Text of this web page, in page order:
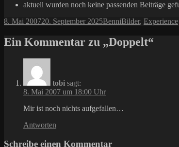
aktuell wurden noch keine passenden Beiträge
Veröffentlicht
8. Mai 200720. September 2025Autor
BenniKategorien
Bilder, Experience
Ein Kommentar zu „Doppelt“
tobi sagt:
8. Mai 2007 um 18:00 Uhr
Mir ist noch nichts aufgefallen…
Antworten
Schreibe einen Kommentar